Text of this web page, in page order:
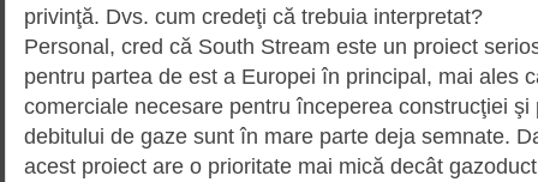
privinţă. Dvs. cum credeţi că trebuia interpretat?
Personal, cred că South Stream este un proiect
pentru partea de est a Europei în principal, mai ales
comerciale necesare pentru începerea construcţiei şi
debitului de gaze sunt în mare parte deja semnate.
acest proiect are o prioritate mai mică decât